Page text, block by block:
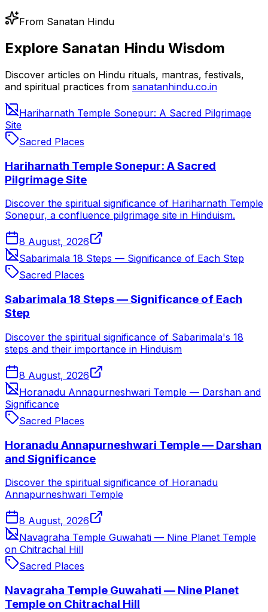
From Sanatan Hindu
Explore Sanatan Hindu Wisdom
Discover articles on Hindu rituals, mantras, festivals,
and spiritual practices from sanatanhindu.co.in
Hariharnath Temple Sonepur: A Sacred Pilgrimage
Site
Sacred Places
Hariharnath Temple Sonepur: A Sacred
Pilgrimage Site
Discover the spiritual significance of Hariharnath Temple
Sonepur, a confluence pilgrimage site in Hinduism.
8 August, 2026
Sabarimala 18 Steps — Significance of Each Step
Sacred Places
Sabarimala 18 Steps — Significance of Each
Step
Discover the spiritual significance of Sabarimala's 18
steps and their importance in Hinduism
8 August, 2026
Horanadu Annapurneshwari Temple — Darshan and
Significance
Sacred Places
Horanadu Annapurneshwari Temple — Darshan
and Significance
Discover the spiritual significance of Horanadu
Annapurneshwari Temple
8 August, 2026
Navagraha Temple Guwahati — Nine Planet Temple
on Chitrachal Hill
Sacred Places
Navagraha Temple Guwahati — Nine Planet
Temple on Chitrachal Hill